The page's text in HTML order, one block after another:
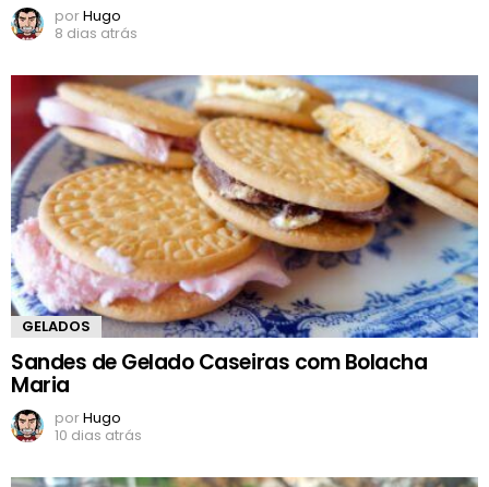
porHugo
8 dias atrás
GELADOS
Sandes de Gelado Caseiras com Bolacha
Maria
porHugo
10 dias atrás